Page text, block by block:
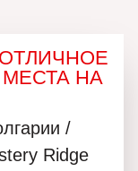
НА
/
Ridge